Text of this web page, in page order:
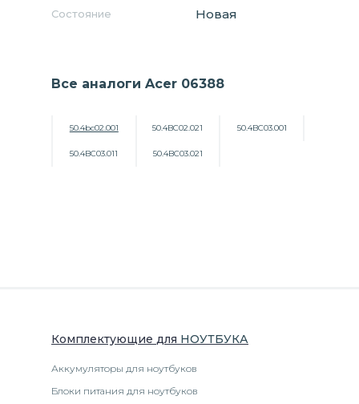
Состояние Новая
Все аналоги Acer 06388
50.4bc02.001 50.4BC02.021 50.4BC03.001
50.4BC03.011 50.4BC03.021
Комплектующие для НОУТБУКА
Аккумуляторы для ноутбуков
Блоки питания для ноутбуков